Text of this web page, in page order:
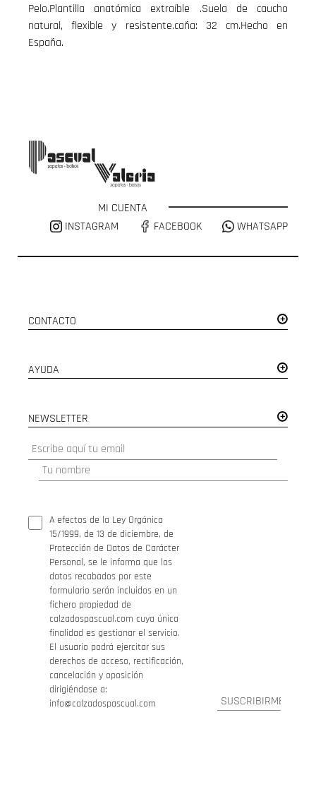
Pelo.Plantilla anatómica extraíble .Suela de caucho
natural, flexible y resistente.caña: 32 cm.Hecho en
España.
MI CUENTA
INSTAGRAM
FACEBOOK WHATSAPP
CONTACTO
AYUDA
NEWSLETTER
A efectos de la Ley Orgánica
15/1999, de 13 de diciembre, de
Protección de Datos de Carácter
Personal, se le informa que los
datos recabados por este
formulario serán incluidos en un
fichero propiedad de
calzadospascual.com cuya única
finalidad es gestionar el servicio.
El usuario podrá ejercitar sus
derechos de acceso, rectificación,
cancelación y oposición
dirigiéndose a:
info@calzadospascual.com